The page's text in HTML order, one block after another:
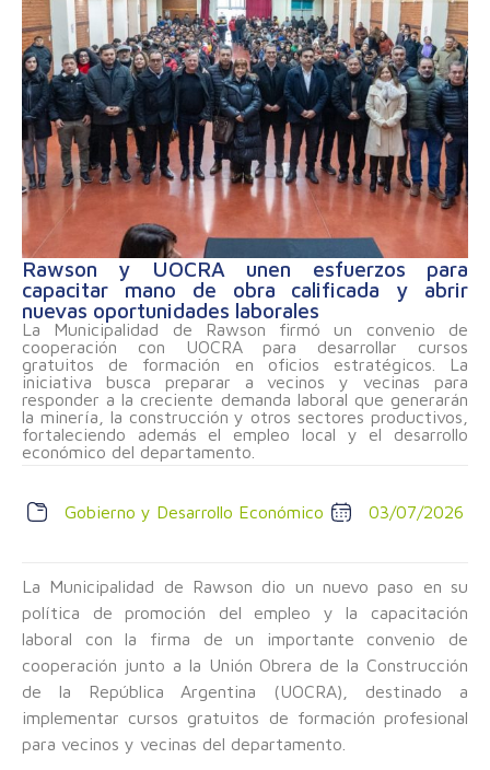
Rawson y UOCRA unen esfuerzos para
capacitar mano de obra calificada y abrir
nuevas oportunidades laborales
La Municipalidad de Rawson firmó un convenio de
cooperación con UOCRA para desarrollar cursos
gratuitos de formación en oficios estratégicos. La
iniciativa busca preparar a vecinos y vecinas para
responder a la creciente demanda laboral que generarán
la minería, la construcción y otros sectores productivos,
fortaleciendo además el empleo local y el desarrollo
económico del departamento.
Gobierno y Desarrollo Económico 03/07/2026
La Municipalidad de Rawson dio un nuevo paso en su
política de promoción del empleo y la capacitación
laboral con la firma de un importante convenio de
cooperación junto a la Unión Obrera de la Construcción
de la República Argentina (UOCRA), destinado a
implementar cursos gratuitos de formación profesional
para vecinos y vecinas del departamento.